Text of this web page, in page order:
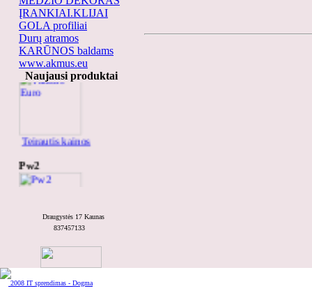
ĮRANKIAI.KLIJAI
GOLA profiliai
Durų atramos
KARŪNOS baldams
www.akmus.eu
Naujausi produktai
Varžtas Euro
Teirautis kainos
Pw2
Draugystės 17 Kaunas
837457133
2008 IT sprendimas - Dogma